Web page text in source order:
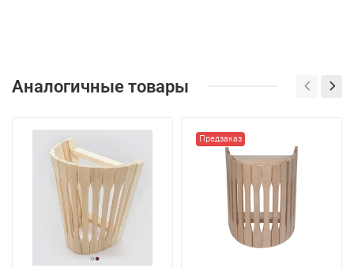
Аналогичные товары
Предзаказ